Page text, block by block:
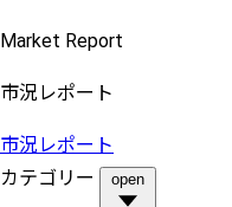
Market Report
市況レポート
市況レポート
カテゴリー
open